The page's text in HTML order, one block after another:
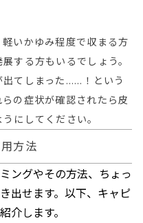
いかゆみ程度で収まる方
する方もいるでしょう。
出てしまった……！という
の症状が確認されたら皮
にしてください。
方法
ングやその方法、ちょっ
出せます。以下、キャピ
介します。